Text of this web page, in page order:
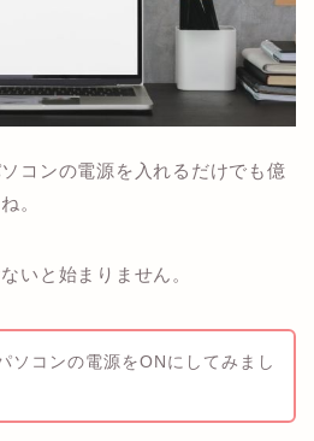
コンの電源を入れるだけでも億
。
いと始まりません。
ソコンの電源をONにしてみまし